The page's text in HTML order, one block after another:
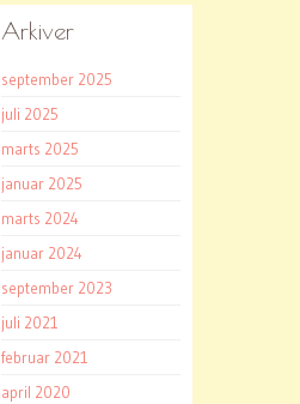
Arkiver
september 2025
juli 2025
marts 2025
januar 2025
marts 2024
januar 2024
september 2023
juli 2021
februar 2021
april 2020